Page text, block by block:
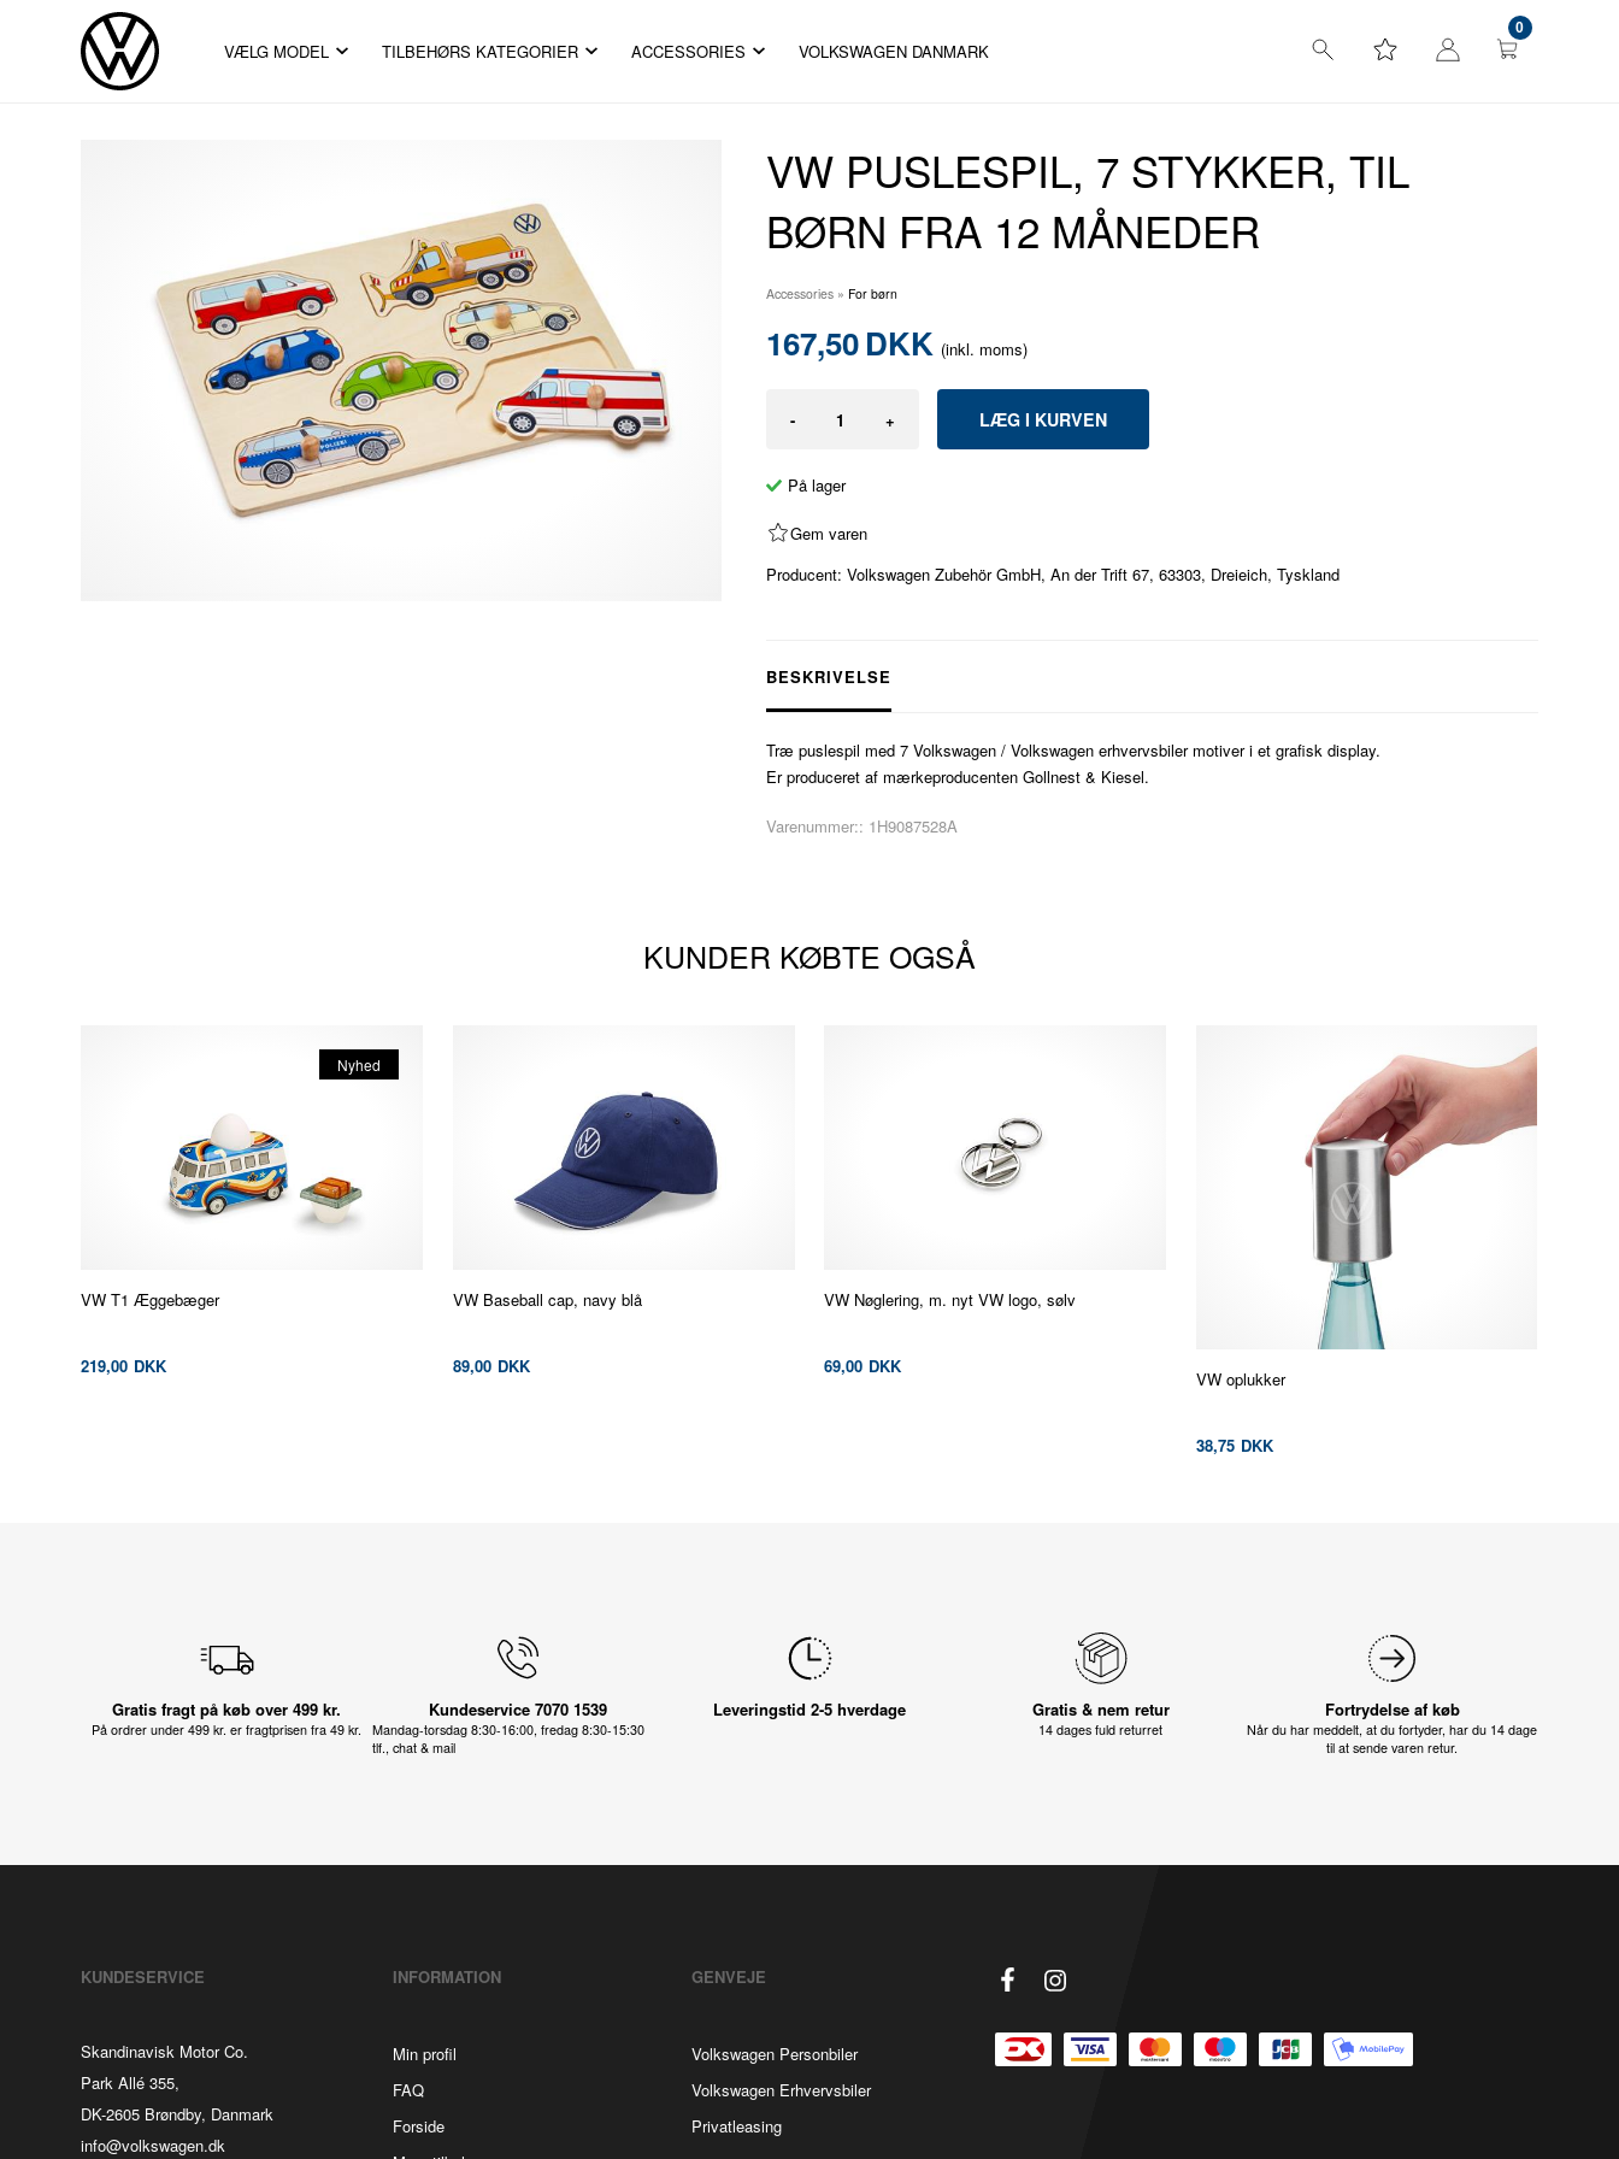
VÆLG MODEL TILBEHØRS KATEGORIER ACCESSORIES VOLKSWAGEN DANMARK
0
VW PUSLESPIL, 7 STYKKER, TIL
BØRN FRA 12 MÅNEDER
Accessories» For børn
167,50DKK (inkl. moms)
- +
På lager
Gem varen
Producent: Volkswagen Zubehör GmbH, An der Trift 67, 63303, Dreieich, Tyskland
BESKRIVELSE
Træ puslespil med 7 Volkswagen / Volkswagen erhvervsbiler motiver i et grafisk display.
Er produceret af mærkeproducenten Gollnest & Kiesel.
Varenummer:: 1H9087528A
KUNDER KØBTE OGSÅ
Nyhed
VW T1 Æggebæger
219,00 DKK
VW Baseball cap, navy blå
89,00 DKK
VW Nøglering, m. nyt VW logo, sølv
69,00 DKK
VW oplukker
38,75 DKK
Gratis fragt på køb over 499 kr.
På ordrer under 499 kr. er fragtprisen fra 49 kr.
Kundeservice 7070 1539
Mandag-torsdag 8:30-16:00, fredag 8:30-15:30
tlf., chat & mail
Leveringstid 2-5 hverdage Gratis & nem retur
14 dages fuld returret
Fortrydelse af køb
Når du har meddelt, at du fortyder, har du 14 dage
til at sende varen retur.
KUNDESERVICE
Skandinavisk Motor Co.
Park Allé 355,
DK-2605 Brøndby, Danmark
info@volkswagen.dk
INFORMATION
Min profil
FAQ
Forside
GENVEJE
Volkswagen Personbiler
Volkswagen Erhvervsbiler
Privatleasing